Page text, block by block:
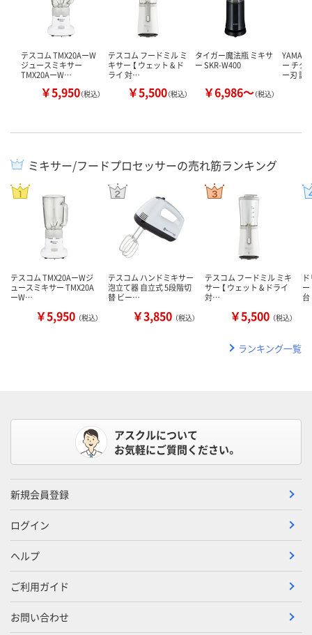
テスコム TMX20AーW
ジュースミキサー
TMX20AーW…
￥5,950（税込）
テスコム フードミル ミ
キサー 【 ウェット & ド
ライ 対…
￥5,500（税込）
タイガー魔法瓶 ミキサ
ー SKR-W400
￥6,986～（税込）
ー チタ
ー刃 調
ミキサー/フードプロセッサーの売れ筋ランキング
テスコム TMX20AーWジ
ュースミキサー TMX20A
ーW…
￥5,950 （税込）
テスコム ハンドミキサー
泡立て器 自立式 5段階切
替 ビー…
￥3,850 （税込）
テスコム フードミル ミキ
サー 【 ウェット & ドライ
対…
￥5,500 （税込）
台
ランキング一覧
アスクルについて
お気軽にご質問ください。
新規会員登録
ログイン
ヘルプ
ご利用ガイド
お問い合わせ